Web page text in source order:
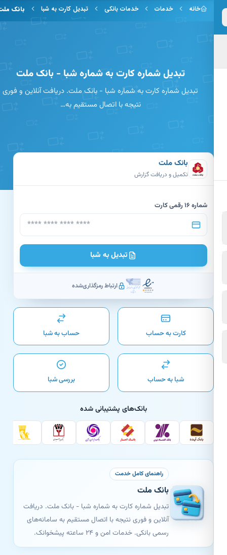
به محتوای اصلی
خانه خدمات خدمات بانکی تبدیل کارت به شبا بانک ملت
تبدیل شماره کارت به شماره شبا - بانک ملت
تبدیل شماره کارت به شماره شبا - بانک ملت. دریافت آنلاین و فوری
نتیجه با اتصال مستقیم به…
بانک ملت
تکمیل و دریافت گزارش
شماره 16 رقمی کارت
تبدیل به شبا
ارتباط رمزگذاری‌شده
کارت به حساب حساب به شبا
شبا به حساب بررسی شبا
بانک‌های پشتیبانی شده
راهنمای کامل خدمت
بانک ملت
تبدیل شماره کارت به شماره شبا - بانک ملت. دریافت
آنلاین و فوری نتیجه با اتصال مستقیم به سامانه‌های
رسمی بانکی. خدمات امن و ۲۴ ساعته پیشخوانک.